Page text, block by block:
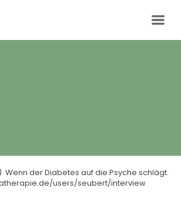
Wenn der Diabetes auf die Psyche schlägt.
users/seubert/interview